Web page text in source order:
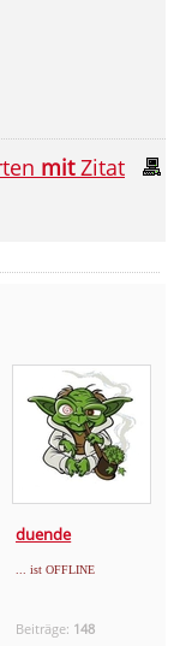
mitZitat
duende
... ist OFFLINE
Beiträge: 148